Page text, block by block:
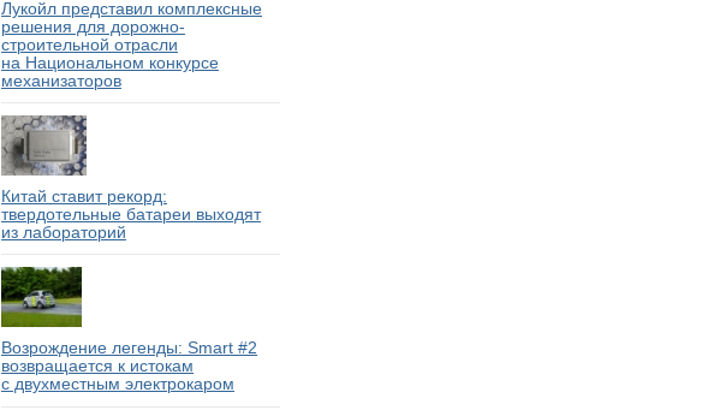
Лукойл представил комплексные
решения для дорожно-
строительной отрасли
на Национальном конкурсе
механизаторов
Китай ставит рекорд:
твердотельные батареи выходят
из лабораторий
Возрождение легенды: Smart #2
возвращается к истокам
с двухместным электрокаром